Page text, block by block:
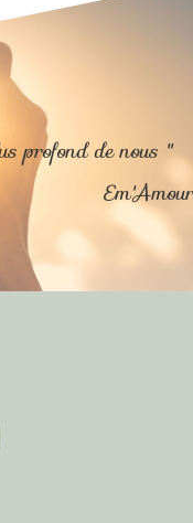
profond de nous "
Em'Amour